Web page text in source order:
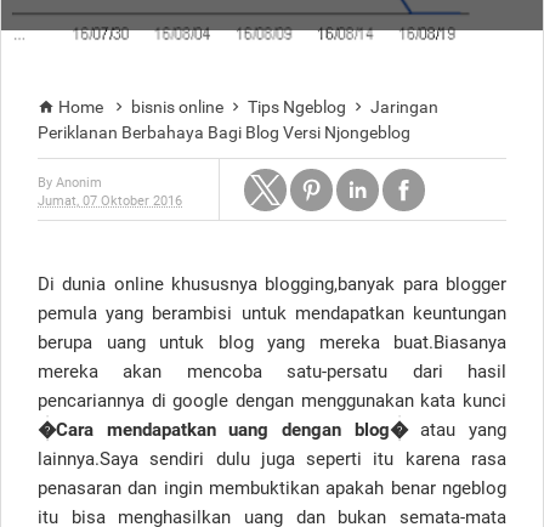
 Home  bisnis online  Tips Ngeblog  Jaringan
Periklanan Berbahaya Bagi Blog Versi Njongeblog
By Anonim
Jumat, 07 Oktober 2016
Di dunia online khususnya blogging,banyak para blogger
pemula yang berambisi untuk mendapatkan keuntungan
berupa uang untuk blog yang mereka buat.Biasanya
mereka akan mencoba satu-persatu dari hasil
pencariannya di google dengan menggunakan kata kunci
�Cara mendapatkan uang dengan blog�atau yang
lainnya.Saya sendiri dulu juga seperti itu karena rasa
penasaran dan ingin membuktikan apakah benar ngeblog
itu bisa menghasilkan uang dan bukan semata-mata